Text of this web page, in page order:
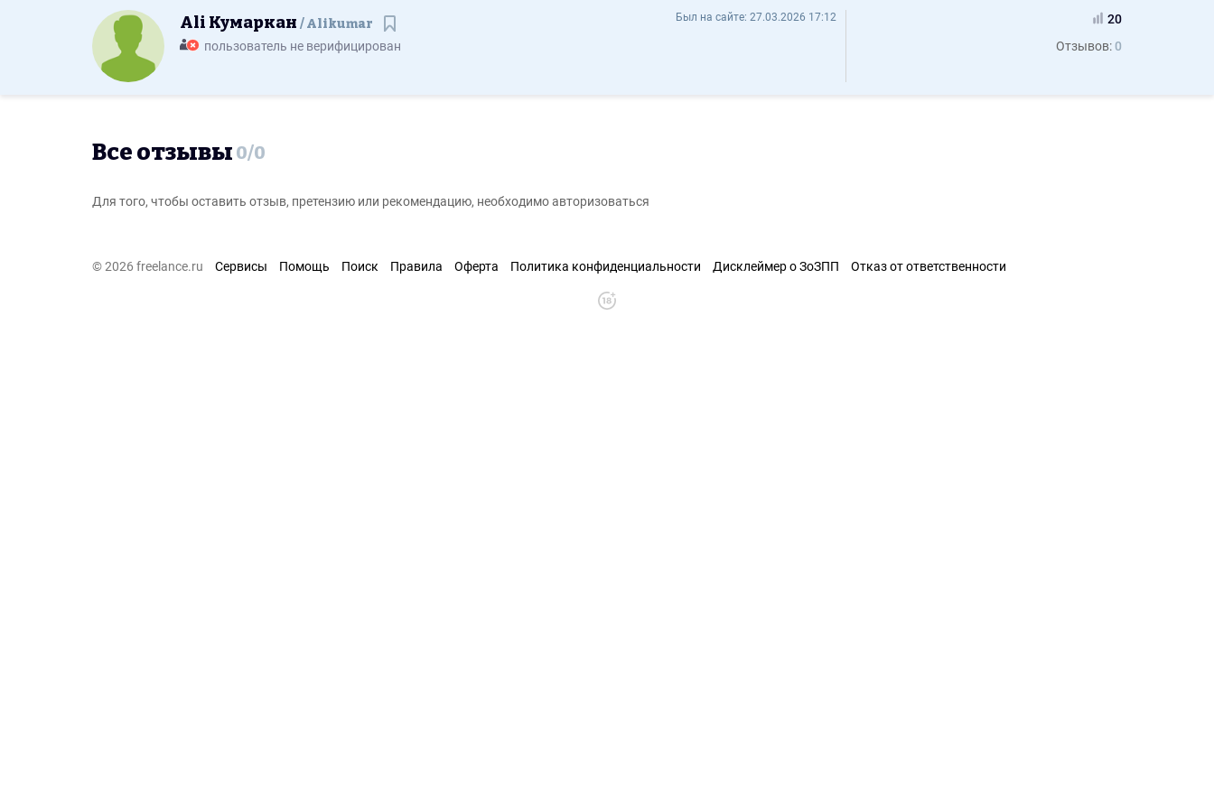
Ali Кумаркан Alikumar - ОтзывыБыл на сайте: 27.03.2026 17:12
Ali Кумаркан Alikumar
Сохранить контакт
пользователь не верифицирован
20
Отзывов: 0
Все отзывы 0/0
Для того, чтобы оставить отзыв, претензию или рекомендацию, необходимо авторизоваться
© 2026 freelance.ru Сервисы Помощь Поиск Правила Оферта Политика конфиденциальности Дисклеймер о ЗоЗПП Отказ от ответственности